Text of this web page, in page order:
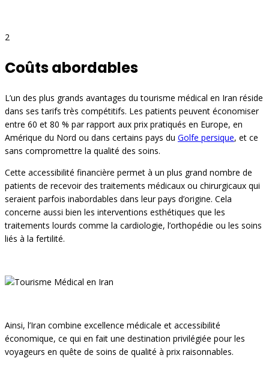
2
Coûts abordables
L’un des plus grands avantages du tourisme médical en Iran réside
dans ses tarifs très compétitifs. Les patients peuvent économiser
entre 60 et 80 % par rapport aux prix pratiqués en Europe, en
Amérique du Nord ou dans certains pays du Golfe persique, et ce
sans compromettre la qualité des soins.
Cette accessibilité financière permet à un plus grand nombre de
patients de recevoir des traitements médicaux ou chirurgicaux qui
seraient parfois inabordables dans leur pays d’origine. Cela
concerne aussi bien les interventions esthétiques que les
traitements lourds comme la cardiologie, l’orthopédie ou les soins
liés à la fertilité.
Ainsi, l’Iran combine excellence médicale et accessibilité
économique, ce qui en fait une destination privilégiée pour les
voyageurs en quête de soins de qualité à prix raisonnables.